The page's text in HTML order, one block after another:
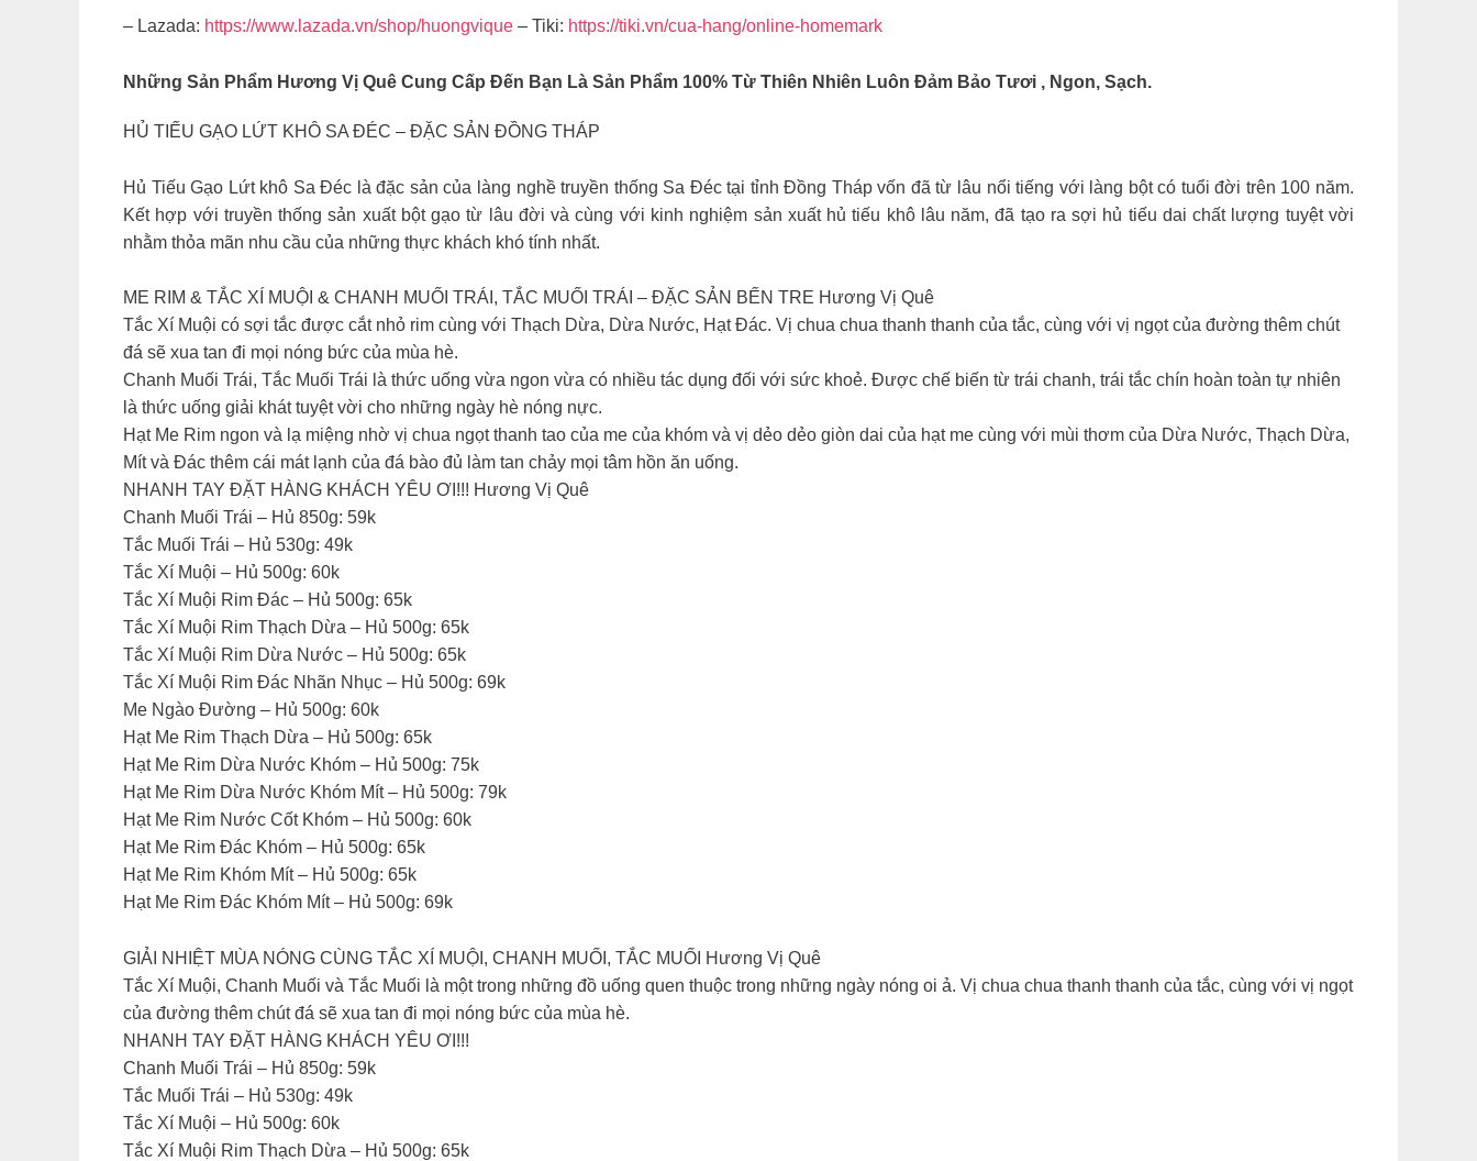
– Lazada: https://www.lazada.vn/shop/huongvique – Tiki: https://tiki.vn/cua-hang/online-homemark
Những Sản Phẩm Hương Vị Quê Cung Cấp Đến Bạn Là Sản Phẩm 100% Từ Thiên Nhiên Luôn Đảm Bảo Tươi , Ngon, Sạch.
HỦ TIẾU GẠO LỨT KHÔ SA ĐÉC – ĐẶC SẢN ĐỒNG THÁP
Hủ Tiếu Gạo Lứt khô Sa Đéc là đặc sản của làng nghề truyền thống Sa Đéc tại tỉnh Đồng Tháp vốn đã từ lâu nổi tiếng với làng bột có tuổi đời trên 100 năm.
Kết hợp với truyền thống sản xuất bột gạo từ lâu đời và cùng với kinh nghiệm sản xuất hủ tiếu khô lâu năm, đã tạo ra sợi hủ tiếu dai chất lượng tuyệt vời
nhằm thỏa mãn nhu cầu của những thực khách khó tính nhất.
ME RIM & TẮC XÍ MUỘI & CHANH MUỐI TRÁI, TẮC MUỐI TRÁI – ĐẶC SẢN BẾN TRE Hương Vị Quê
Tắc Xí Muội có sợi tắc được cắt nhỏ rim cùng với Thạch Dừa, Dừa Nước, Hạt Đác. Vị chua chua thanh thanh của tắc, cùng với vị ngọt của đường thêm chút
đá sẽ xua tan đi mọi nóng bức của mùa hè.
Chanh Muối Trái, Tắc Muối Trái là thức uống vừa ngon vừa có nhiều tác dụng đối với sức khoẻ. Được chế biến từ trái chanh, trái tắc chín hoàn toàn tự nhiên
là thức uống giải khát tuyệt vời cho những ngày hè nóng nực.
Hạt Me Rim ngon và lạ miệng nhờ vị chua ngọt thanh tao của me của khóm và vị dẻo dẻo giòn dai của hạt me cùng với mùi thơm của Dừa Nước, Thạch Dừa,
Mít và Đác thêm cái mát lạnh của đá bào đủ làm tan chảy mọi tâm hồn ăn uống.
NHANH TAY ĐẶT HÀNG KHÁCH YÊU ƠI!!! Hương Vị Quê
Chanh Muối Trái – Hủ 850g: 59k
Tắc Muối Trái – Hủ 530g: 49k
Tắc Xí Muội – Hủ 500g: 60k
Tắc Xí Muội Rim Đác – Hủ 500g: 65k
Tắc Xí Muội Rim Thạch Dừa – Hủ 500g: 65k
Tắc Xí Muội Rim Dừa Nước – Hủ 500g: 65k
Tắc Xí Muội Rim Đác Nhãn Nhục – Hủ 500g: 69k
Me Ngào Đường – Hủ 500g: 60k
Hạt Me Rim Thạch Dừa – Hủ 500g: 65k
Hạt Me Rim Dừa Nước Khóm – Hủ 500g: 75k
Hạt Me Rim Dừa Nước Khóm Mít – Hủ 500g: 79k
Hạt Me Rim Nước Cốt Khóm – Hủ 500g: 60k
Hạt Me Rim Đác Khóm – Hủ 500g: 65k
Hạt Me Rim Khóm Mít – Hủ 500g: 65k
Hạt Me Rim Đác Khóm Mít – Hủ 500g: 69k
GIẢI NHIỆT MÙA NÓNG CÙNG TẮC XÍ MUỘI, CHANH MUỐI, TẮC MUỐI Hương Vị Quê
Tắc Xí Muội, Chanh Muối và Tắc Muối là một trong những đồ uống quen thuộc trong những ngày nóng oi ả. Vị chua chua thanh thanh của tắc, cùng với vị ngọt
của đường thêm chút đá sẽ xua tan đi mọi nóng bức của mùa hè.
NHANH TAY ĐẶT HÀNG KHÁCH YÊU ƠI!!!
Chanh Muối Trái – Hủ 850g: 59k
Tắc Muối Trái – Hủ 530g: 49k
Tắc Xí Muội – Hủ 500g: 60k
Tắc Xí Muội Rim Thạch Dừa – Hủ 500g: 65k